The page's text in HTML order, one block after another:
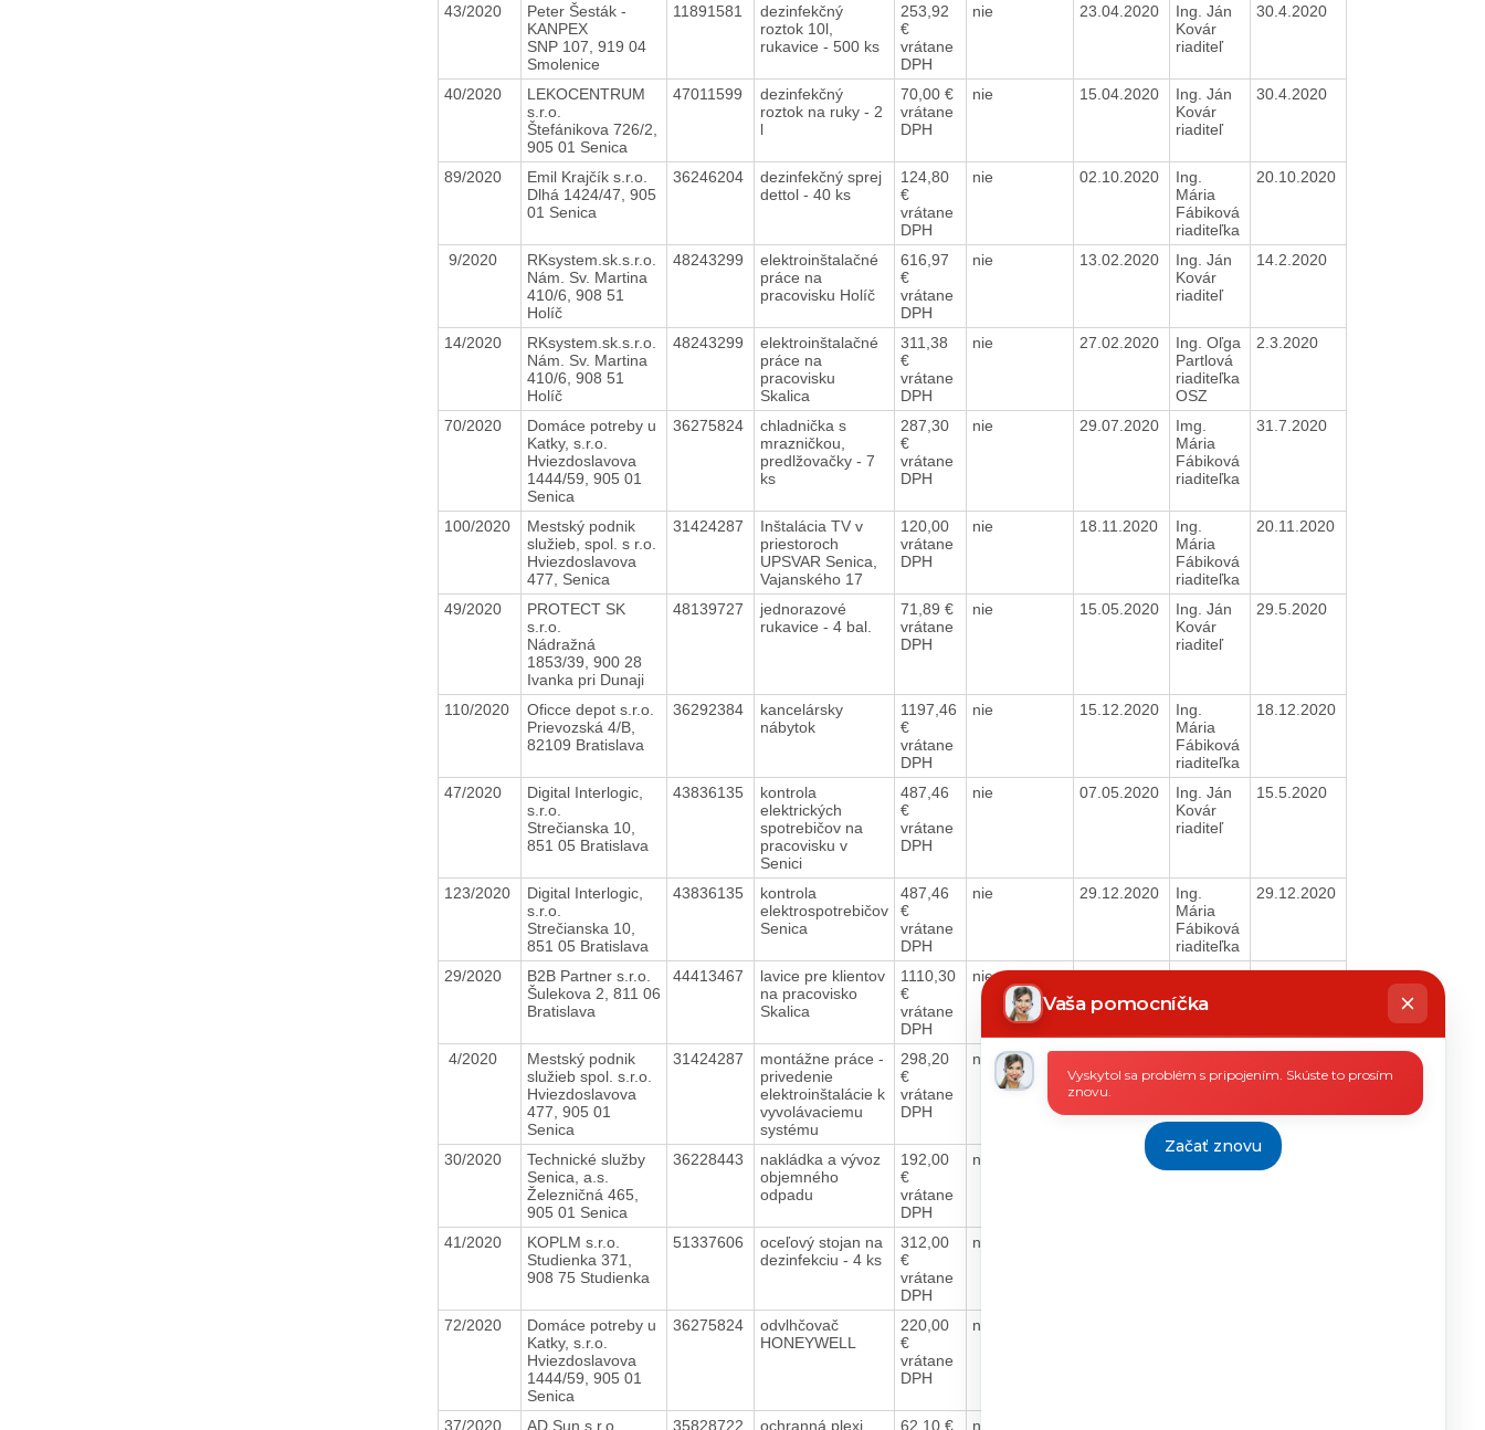
43/2020
Peter Šesták -
KANPEX
SNP 107, 919 04
Smolenice
11891581
dezinfekčný
roztok 10l,
rukavice - 500 ks
253,92
€
vrátane
DPH
nie 23.04.2020
Ing. Ján
Kovár
riaditeľ
30.4.2020
40/2020
LEKOCENTRUM
s.r.o.
Štefánikova 726/2,
905 01 Senica
47011599
dezinfekčný
roztok na ruky - 2
l
70,00 €
vrátane
DPH
nie 15.04.2020
Ing. Ján
Kovár
riaditeľ
30.4.2020
89/2020
Emil Krajčík s.r.o.
Dlhá 1424/47, 905
01 Senica
36246204
dezinfekčný sprej
dettol - 40 ks
124,80
€
vrátane
DPH
nie 02.10.2020
Ing.
Mária
Fábiková
riaditeľka
20.10.2020
9/2020
RKsystem.sk.s.r.o.
Nám. Sv. Martina
410/6, 908 51
Holíč
48243299
elektroinštalačné
práce na
pracovisku Holíč
616,97
€
vrátane
DPH
nie 13.02.2020
Ing. Ján
Kovár
riaditeľ
14.2.2020
14/2020
RKsystem.sk.s.r.o.
Nám. Sv. Martina
410/6, 908 51
Holíč
48243299
elektroinštalačné
práce na
pracovisku
Skalica
311,38
€
vrátane
DPH
nie 27.02.2020
Ing. Oľga
Partlová
riaditeľka
OSZ
2.3.2020
70/2020
Domáce potreby u
Katky, s.r.o.
Hviezdoslavova
1444/59, 905 01
Senica
36275824
chladnička s
mrazničkou,
predlžovačky - 7
ks
287,30
€
vrátane
DPH
nie 29.07.2020
Img.
Mária
Fábiková
riaditeľka
31.7.2020
100/2020
Mestský podnik
služieb, spol. s r.o.
Hviezdoslavova
477, Senica
31424287
Inštalácia TV v
priestoroch
UPSVAR Senica,
Vajanského 17
120,00
vrátane
DPH
nie 18.11.2020
Ing.
Mária
Fábiková
riaditeľka
20.11.2020
49/2020
PROTECT SK
s.r.o.
Nádražná
1853/39, 900 28
Ivanka pri Dunaji
48139727
jednorazové
rukavice - 4 bal.
71,89 €
vrátane
DPH
nie 15.05.2020
Ing. Ján
Kovár
riaditeľ
29.5.2020
110/2020
Oficce depot s.r.o.
Prievozská 4/B,
82109 Bratislava
36292384
kancelársky
nábytok
1197,46
€
vrátane
DPH
nie 15.12.2020
Ing.
Mária
Fábiková
riaditeľka
18.12.2020
47/2020
Digital Interlogic,
s.r.o.
Strečianska 10,
851 05 Bratislava
43836135
kontrola
elektrických
spotrebičov na
pracovisku v
Senici
487,46
€
vrátane
DPH
nie 07.05.2020
Ing. Ján
Kovár
riaditeľ
15.5.2020
123/2020
Digital Interlogic,
s.r.o.
Strečianska 10,
851 05 Bratislava
43836135
kontrola
elektrospotrebičov
Senica
487,46
€
vrátane
DPH
nie 29.12.2020
Ing.
Mária
Fábiková
riaditeľka
29.12.2020
29/2020
B2B Partner s.r.o.
Šulekova 2, 811 06
Bratislava
44413467
lavice pre klientov
na pracovisko
Skalica
1110,30
€
vrátane
DPH
nie 16.03.2020
Ing. Ján
Kovár
riaditeľ
18.3.2020
4/2020
Mestský podnik
služieb spol. s.r.o.
Hviezdoslavova
477, 905 01
Senica
31424287
montážne práce -
privedenie
elektroinštalácie k
vyvolávaciemu
systému
298,20
€
vrátane
DPH
nie
Partlová
OSZ
30/2020
Technické služby
Senica, a.s.
Železničná 465,
905 01 Senica
36228443
nakládka a vývoz
objemného
odpadu
192,00
€
vrátane
DPH
nie 16.03.2020 18.3.2020
41/2020
KOPLM s.r.o.
Studienka 371,
908 75 Studienka
51337606
oceľový stojan na
dezinfekciu - 4 ks
312,00
€
vrátane
DPH
nie
72/2020
Domáce potreby u
Katky, s.r.o.
Hviezdoslavova
1444/59, 905 01
Senica
36275824
odvlhčovač
HONEYWELL
220,00
€
vrátane
DPH
nie
37/2020 AD Sun s.r.o. 35828722 ochranná plexi 62,10 € nie
Vaša pomocníčka
Chatbot
píše
Vyskytol sa problém s pripojením. Skúste to prosím
znovu.
Začať znovu